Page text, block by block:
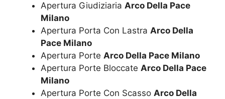
Apertura Giudiziaria Arco Della Pace
Milano
Apertura Porta Con Lastra Arco Della
Pace Milano
Apertura Porte Arco Della Pace Milano
Apertura Porte Bloccate Arco Della Pace
Milano
Apertura Porte Con Scasso Arco Della